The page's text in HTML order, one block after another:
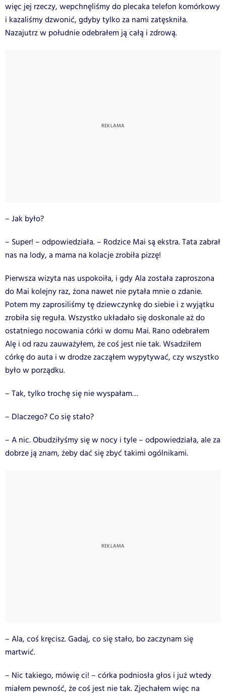
więc jej rzeczy, wepchnęliśmy do plecaka telefon komórkowy
i kazaliśmy dzwonić, gdyby tylko za nami zatęskniła.
Nazajutrz w południe odebrałem ją całą i zdrową.
– Jak było?
– Super! – odpowiedziała. – Rodzice Mai są ekstra. Tata zabrał
nas na lody, a mama na kolacje zrobiła pizzę!
Pierwsza wizyta nas uspokoiła, i gdy Ala została zaproszona
do Mai kolejny raz, żona nawet nie pytała mnie o zdanie.
Potem my zaprosiliśmy tę dziewczynkę do siebie i z wyjątku
zrobiła się reguła. Wszystko układało się doskonale aż do
ostatniego nocowania córki w domu Mai. Rano odebrałem
Alę i od razu zauważyłem, że coś jest nie tak. Wsadziłem
córkę do auta i w drodze zacząłem wypytywać, czy wszystko
było w porządku.
– Tak, tylko trochę się nie wyspałam…
– Dlaczego? Co się stało?
– A nic. Obudziłyśmy się w nocy i tyle – odpowiedziała, ale za
dobrze ją znam, żeby dać się zbyć takimi ogólnikami.
– Ala, coś kręcisz. Gadaj, co się stało, bo zaczynam się
martwić.
– Nic takiego, mówię ci! – córka podniosła głos i już wtedy
miałem pewność, że coś jest nie tak. Zjechałem więc na